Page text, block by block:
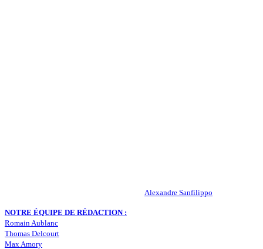
Alexandre Sanfilippo
NOTRE ÉQUIPE DE RÉDACTION :
Romain Aublanc
Thomas Delcourt
Max Amory